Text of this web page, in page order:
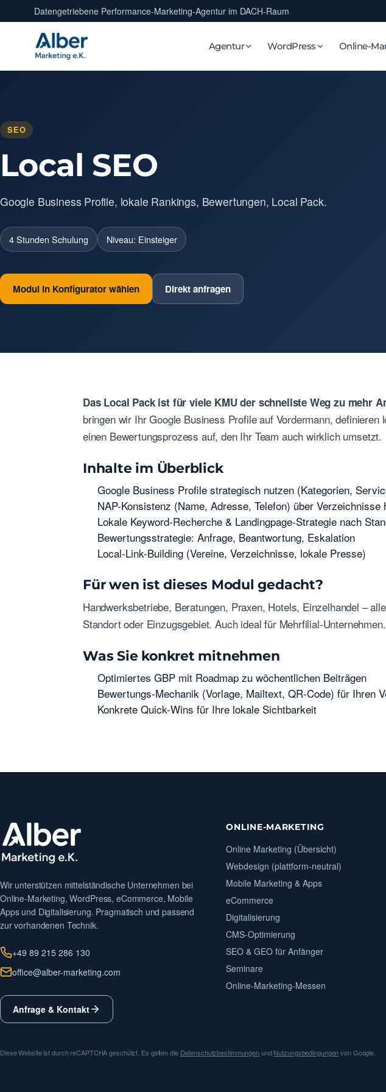
Datengetriebene Performance-Marketing-Agentur im DACH-Raum
Agentur WordPress Online-
SEO
Local SEO
Google Business Profile, lokale Rankings, Bewertungen, Local Pack.
4 Stunden Schulung Niveau: Einsteiger
Modul in Konfigurator wählen Direkt anfragen
Das Local Pack ist für viele KMU der schnellste Weg zu mehr
bringen wir Ihr Google Business Profile auf Vordermann, definieren
einen Bewertungsprozess auf, den Ihr Team auch wirklich umsetzt.
Inhalte im Überblick
Google Business Profile strategisch nutzen (Kategorien,
NAP-Konsistenz (Name, Adresse, Telefon) über Verzeichnisse
Lokale Keyword-Recherche & Landingpage-Strategie nach
Bewertungsstrategie: Anfrage, Beantwortung, Eskalation
Local-Link-Building (Vereine, Verzeichnisse, lokale Presse)
Für wen ist dieses Modul gedacht?
Handwerksbetriebe, Beratungen, Praxen, Hotels, Einzelhandel –
Standort oder Einzugsgebiet. Auch ideal für Mehrfilial-Unternehmen.
Was Sie konkret mitnehmen
Optimiertes GBP mit Roadmap zu wöchentlichen Beiträgen
Bewertungs-Mechanik (Vorlage, Mailtext, QR-Code) für Ihren
Konkrete Quick-Wins für Ihre lokale Sichtbarkeit
Wir unterstützen mittelständische Unternehmen bei
Online-Marketing, WordPress, eCommerce, Mobile
Apps und Digitalisierung. Pragmatisch und passend
zur vorhandenen Technik.
+49 89 215 286 130
office@alber-marketing.com
Anfrage & Kontakt
ONLINE-MARKETING
Online Marketing (Übersicht)
Webdesign (plattform-neutral)
Mobile Marketing & Apps
eCommerce
Digitalisierung
CMS-Optimierung
SEO & GEO für Anfänger
Seminare
Online-Marketing-Messen
Diese Website ist durch reCAPTCHA geschützt. Es gelten die DatenschutzbestimmungenundNutzungsbedingungenvon Google.